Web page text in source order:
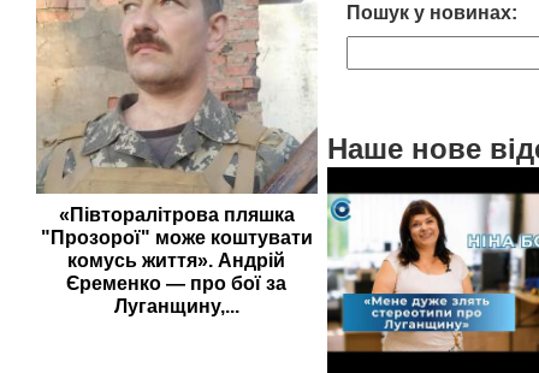
«Півторалітрова пляшка
"Прозорої" може коштувати
комусь життя». Андрій
Єременко — про бої за
Луганщину,...
Пошук у новинах:
Наше нове